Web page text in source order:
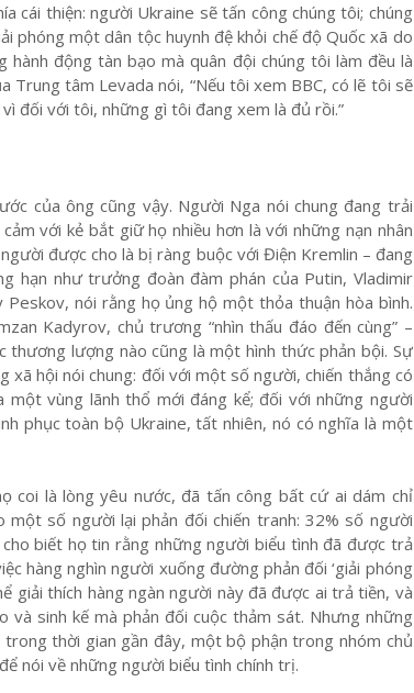
cái thiện: người Ukraine sẽ tấn công chúng tôi; chúng
phóng một dân tộc huynh đệ khỏi chế độ Quốc xã do
động tàn bạo mà quân đội chúng tôi làm đều là
tâm Levada nói, “Nếu tôi xem BBC, có lẽ tôi sẽ
đối với tôi, những gì tôi đang xem là đủ rồi.”
của ông cũng vậy. Người Nga nói chung đang trải
với kẻ bắt giữ họ nhiều hơn là với những nạn nhân
được cho là bị ràng buộc với Điện Kremlin – đang
hạn như trưởng đoàn đàm phán của Putin, Vladimir
nói rằng họ ủng hộ một thỏa thuận hòa bình.
Kadyrov, chủ trương “nhìn thấu đáo đến cùng” –
thương lượng nào cũng là một hình thức phản bội. Sự
xã hội nói chung: đối với một số người, chiến thắng có
vùng lãnh thổ mới đáng kể; đối với những người
phục toàn bộ Ukraine, tất nhiên, nó có nghĩa là một
coi là lòng yêu nước, đã tấn công bất cứ ai dám chỉ
số người lại phản đối chiến tranh: 32% số người
biết họ tin rằng những người biểu tình đã được trả
hàng nghìn người xuống đường phản đối ‘giải phóng
giải thích hàng ngàn người này đã được ai trả tiền, và
sinh kế mà phản đối cuộc thảm sát. Nhưng những
thời gian gần đây, một bộ phận trong nhóm chủ
nói về những người biểu tình chính trị.